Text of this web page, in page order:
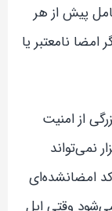
پیش از هر
امضا نامعتبر یا
از امنیت
نمی‌تواند
امضا‌نشده‌ای
می‌شود وقتی اپل